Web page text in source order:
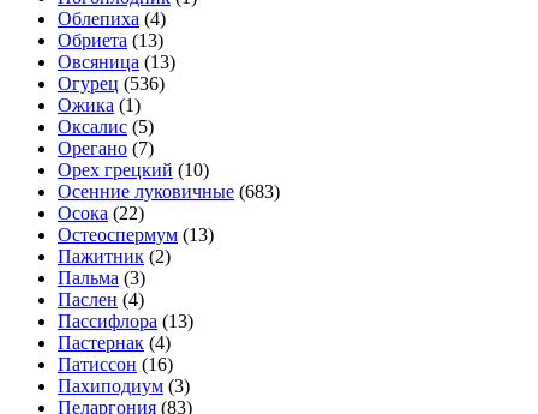
Облепиха (4)
Обриета (13)
Овсяница (13)
Огурец (536)
Ожика (1)
Оксалис (5)
Орегано (7)
Орех грецкий (10)
Осенние луковичные (683)
Осока (22)
Остеоспермум (13)
Пажитник (2)
Пальма (3)
Паслен (4)
Пассифлора (13)
Пастернак (4)
Патиссон (16)
Пахиподиум (3)
Пеларгония (83)